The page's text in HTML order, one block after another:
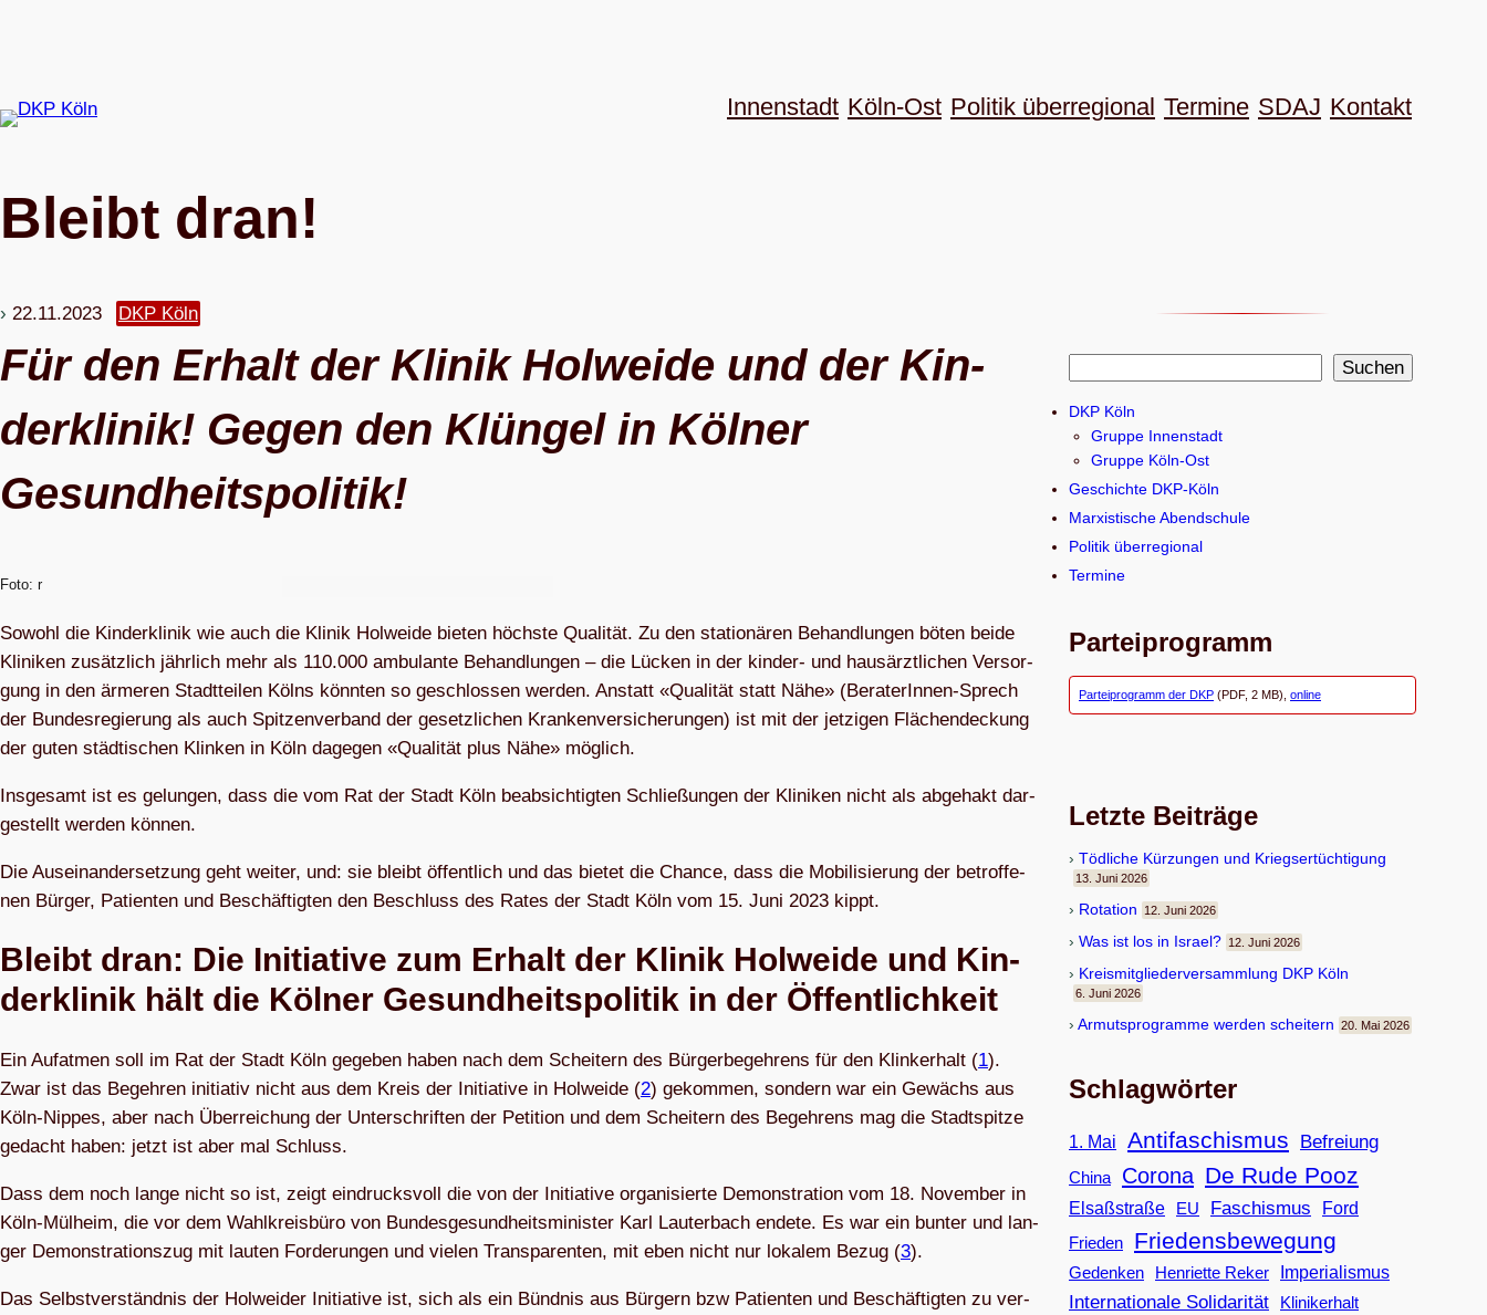
Innenstadt Köln-Ost Politik überregional Termine SDAJ Kon­takt
Bleibt dran!
22.11.2023 DKP Köln
Für den Erhalt der Kli­nik Hol­weide und der Kin­
der­kli­nik! Gegen den Klün­gel in Köl­ner
Gesundheitspolitik!
Foto: r
Sowohl die Kin­der­kli­nik wie auch die Kli­nik Hol­weide bie­ten höchste Qua­li­tät. Zu den sta­tio­nä­ren Behand­lun­gen böten beide
Kli­ni­ken zusätz­lich jähr­lich mehr als 110.000 ambu­lante Behand­lun­gen – die Lücken in der kin­der- und haus­ärzt­li­chen Ver­sor­
gung in den ärme­ren Stadt­tei­len Kölns könn­ten so geschlos­sen wer­den. Anstatt «Qua­li­tät statt Nähe» (Bera­te­rIn­nen-Sprech
der Bun­des­re­gie­rung als auch Spit­zen­ver­band der gesetz­li­chen Kran­ken­ver­si­che­run­gen) ist mit der jet­zi­gen Flä­chen­de­ckung
der guten städ­ti­schen Klin­ken in Köln dage­gen «Qua­li­tät plus Nähe» möglich.
Ins­ge­samt ist es gelun­gen, dass die vom Rat der Stadt Köln beab­sich­tig­ten Schlie­ßun­gen der Kli­ni­ken nicht als abge­hakt dar­
ge­stellt wer­den können.
Die Aus­ein­an­der­set­zung geht wei­ter, und: sie bleibt öffent­lich und das bie­tet die Chance, dass die Mobi­li­sie­rung der betrof­fe­
nen Bür­ger, Pati­en­ten und Beschäf­tig­ten den Beschluss des Rates der Stadt Köln vom 15. Juni 2023 kippt.
Bleibt dran: Die Initia­tive zum Erhalt der Kli­nik Hol­weide und Kin­
der­kli­nik hält die Köl­ner Gesund­heits­po­li­tik in der Öffentlichkeit
Ein Auf­at­men soll im Rat der Stadt Köln gege­ben haben nach dem Schei­tern des Bür­ger­be­geh­rens für den Klin­ker­halt (1).
Zwar ist das Begeh­ren initia­tiv nicht aus dem Kreis der Initia­tive in Hol­weide (2) gekom­men, son­dern war ein Gewächs aus
Köln-Nip­pes, aber nach Über­rei­chung der Unter­schrif­ten der Peti­tion und dem Schei­tern des Begeh­rens mag die Stadt­spitze
gedacht haben: jetzt ist aber mal Schluss.
Dass dem noch lange nicht so ist, zeigt ein­drucks­voll die von der Initia­tive orga­ni­sierte Demons­tra­tion vom 18. Novem­ber in
Köln-Mül­heim, die vor dem Wahl­kreis­büro von Bun­des­ge­sund­heits­mi­nis­ter Karl Lau­ter­bach endete. Es war ein bun­ter und lan­
ger Demons­tra­ti­ons­zug mit lau­ten For­de­run­gen und vie­len Trans­pa­ren­ten, mit eben nicht nur loka­lem Bezug (3).
Das Selbst­ver­ständ­nis der Hol­wei­der Initia­tive ist, sich als ein Bünd­nis aus Bür­gern bzw Pati­en­ten und Beschäf­tig­ten zu ver­
h
e
n
Suchen
DKP Köln
Gruppe Innenstadt
Gruppe Köln-Ost
Geschichte DKP-Köln
Marxistische Abendschule
Politik überregional
Termine
Parteiprogramm
Parteiprogramm der DKP (PDF, 2 MB), online
Letzte Beiträge
Töd­li­che Kür­zun­gen und Kriegsertüchtigung
13. Juni 2026
Rota­tion 12. Juni 2026
Was ist los in Israel? 12. Juni 2026
Kreis­mit­glie­der­ver­samm­lung DKP Köln
6. Juni 2026
Armuts­pro­gramme wer­den scheitern 20. Mai 2026
Schlagwörter
1. Mai Antifaschismus Befreiung
China Corona De Rude Pooz
Elsaßstraße EU Faschismus
Ford
Frieden
Friedensbewegung
Gedenken Henriette Reker Imperialismus
Internationale Solidarität Klinikerhalt